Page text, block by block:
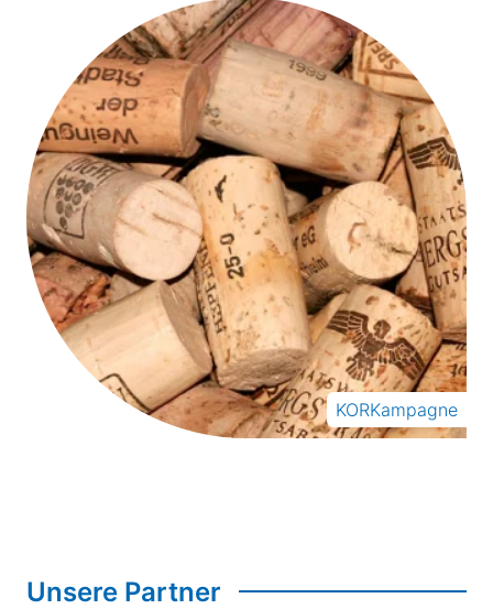
KORKampagne
Unsere Partner